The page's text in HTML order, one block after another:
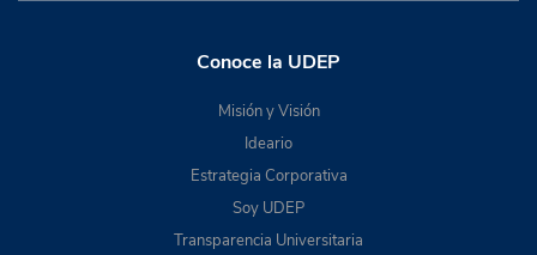
Conoce la UDEP
Misión y Visión
Ideario
Estrategia Corporativa
Soy UDEP
Transparencia Universitaria